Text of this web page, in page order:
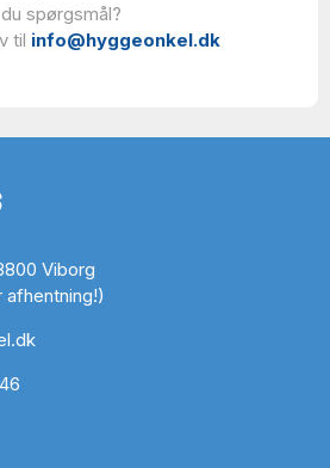
spørgsmål?
til info@hyggeonkel.dk
Viborg
afhentning!)